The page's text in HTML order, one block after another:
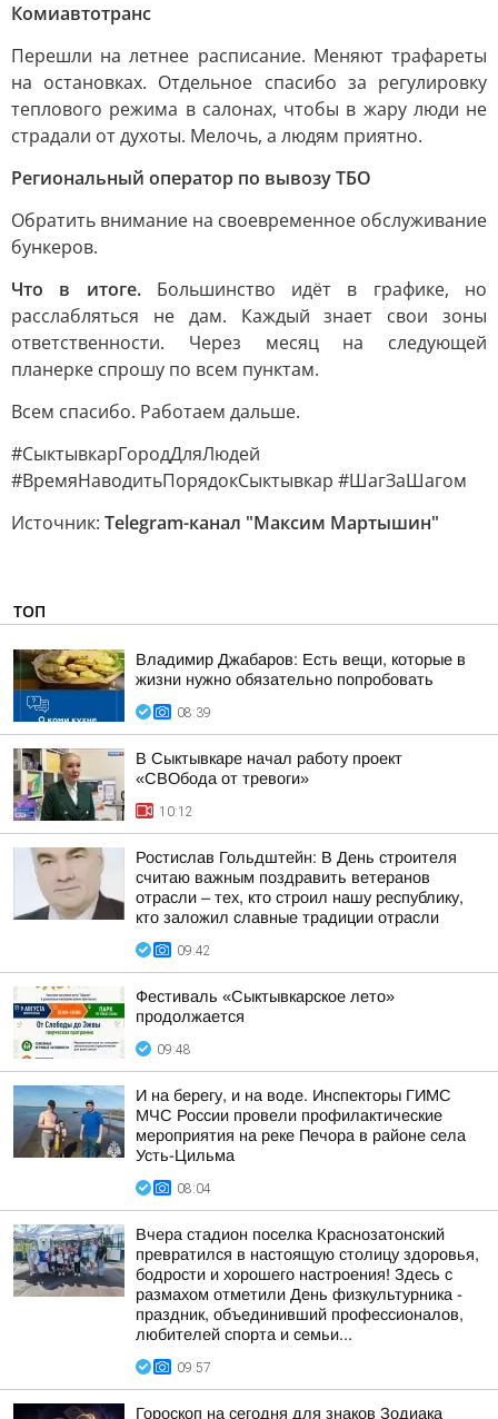
Комиавтотранс
Перешли на летнее расписание. Меняют трафареты
на остановках. Отдельное спасибо за регулировку
теплового режима в салонах, чтобы в жару люди не
страдали от духоты. Мелочь, а людям приятно.
Региональный оператор по вывозу ТБО
Обратить внимание на своевременное обслуживание
бункеров.
Что в итоге.Большинство идёт в графике, но
расслабляться не дам. Каждый знает свои зоны
ответственности. Через месяц на следующей
планерке спрошу по всем пунктам.
Всем спасибо. Работаем дальше.
#СыктывкарГородДляЛюдей
#ВремяНаводитьПорядокСыктывкар #ШагЗаШагом
Источник: Telegram-канал "Максим Мартышин"
ТОП
Владимир Джабаров: Есть вещи, которые в
жизни нужно обязательно попробовать
08:39
В Сыктывкаре начал работу проект
«СВОбода от тревоги»
10:12
Ростислав Гольдштейн: В День строителя
считаю важным поздравить ветеранов
отрасли – тех, кто строил нашу республику,
кто заложил славные традиции отрасли
09:42
Фестиваль «Сыктывкарское лето»
продолжается
09:48
И на берегу, и на воде. Инспекторы ГИМС
МЧС России провели профилактические
мероприятия на реке Печора в районе села
Усть-Цильма
08:04
Вчера стадион поселка Краснозатонский
превратился в настоящую столицу здоровья,
бодрости и хорошего настроения! Здесь с
размахом отметили День физкультурника -
праздник, объединивший профессионалов,
любителей спорта и семьи...
09:57
Гороскоп на сегодня для знаков Зодиака